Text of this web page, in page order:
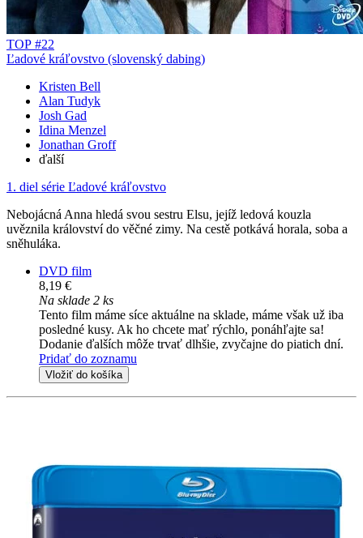
TOP #22
Ľadové kráľovstvo (slovenský dabing)
Kristen Bell
Alan Tudyk
Josh Gad
Idina Menzel
Jonathan Groff
ďalší
1. diel série Ľadové kráľovstvo
Nebojácná Anna hledá svou sestru Elsu, jejíž ledová kouzla
uvěznila království do věčné zimy. Na cestě potkává horala, soba a
sněhuláka.
DVD film
8,19 €
Na sklade 2 ks
Tento film máme síce aktuálne na sklade, máme však už iba
posledné kusy. Ak ho chcete mať rýchlo, ponáhľajte sa!
Dodanie ďalších môže trvať dlhšie, zvyčajne do piatich dní.
Pridať do zoznamu
Vložiť do košíka